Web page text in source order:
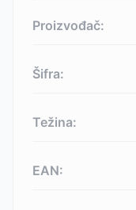
Proizvođač:
Šifra:
Težina:
EAN: